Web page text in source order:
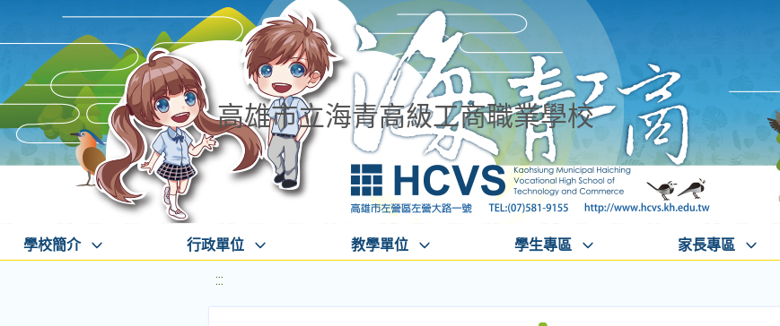
高雄市立海青高級工商職業學校
學校簡介 行政單位 教學單位 學生專區 家長專區
:::